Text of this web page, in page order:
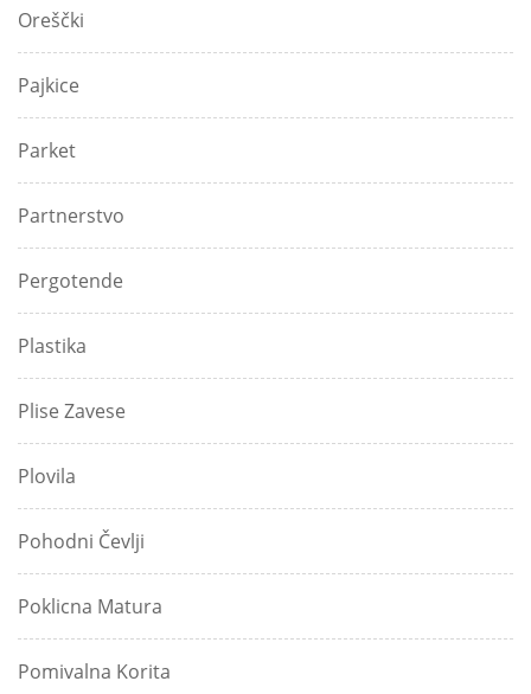
Oreščki
Pajkice
Parket
Partnerstvo
Pergotende
Plastika
Plise Zavese
Plovila
Pohodni Čevlji
Poklicna Matura
Pomivalna Korita